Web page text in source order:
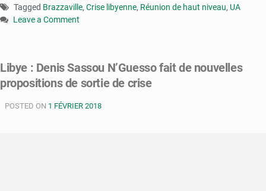
Tagged Brazzaville, Crise libyenne, Réunion de haut niveau, UA
Leave a Comment
:
Brazzaville
la
Libye : Denis Sassou N’Guesso fait de nouvelles
propositions de sortie de crise
POSTED ON 1 FÉVRIER 2018